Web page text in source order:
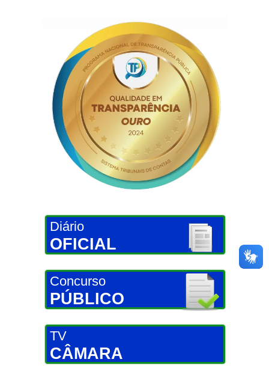
Diário
OFICIAL
Concurso
PÚBLICO
TV
CÂMARA